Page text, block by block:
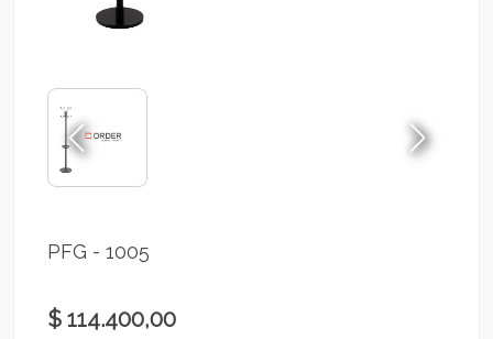
PFG - 1005
$ 114.400,00